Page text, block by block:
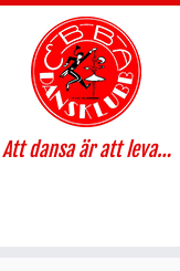
Att dansa är att leva…